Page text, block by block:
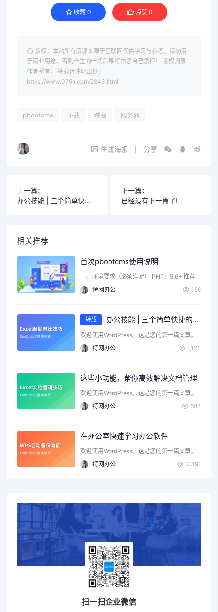
收藏 0 点赞 0
版权：本站所有资源来源于互联网仅供学习与参考，请勿用
于商业用途，否则产生的一切后果将由您自己承担！ 版权归原
作者所有。 转载请注明出处：
https://www.075n.com/2843.html
pbootcms 下载 域名 服务器
生成海报 分享
上一篇：
办公技能 | 三个简单快捷的Excel数据对比技巧，掌握了月底不加班！
下一篇：
已经没有下一篇了!
相关推荐
首次pbootcms使用说明
一、环境要求（必须满足） PHP：5.6+ 推荐
7.4/8…
特网办公 156
转载 办公技能 | 三个简单快捷的Excel数据对比技巧，掌握了月底不加班！
欢迎使用WordPress。这是您的第一篇文章。
编辑或删除它…
特网办公 1,120
这些小功能，帮你高效解决文档管理
欢迎使用WordPress。这是您的第一篇文章。
编辑或删除它…
特网办公 684
在办公室快速学习办公软件
欢迎使用WordPress。这是您的第一篇文章。
编辑或删除它…
特网办公 3,391
扫一扫企业微信